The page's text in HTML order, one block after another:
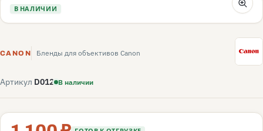
В НАЛИЧИИ
CANON Бленды для объективов Canon C
Артикул D012 В наличии